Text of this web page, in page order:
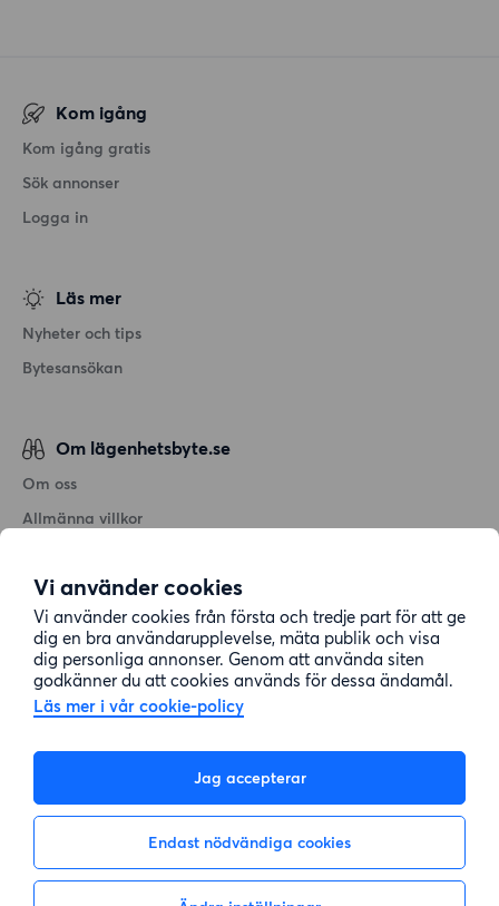
Vi använder cookies
Vi använder cookies från första och tredje part för att ge
dig en bra användarupplevelse, mäta publik och visa
dig personliga annonser. Genom att använda siten
godkänner du att cookies används för dessa ändamål.
Läs mer i vår cookie-policy
Jag accepterar
Endast nödvändiga cookies
Kom igång
Kom igång gratis
Sök annonser
Logga in
Läs mer
Nyheter och tips
Bytesansökan
Om lägenhetsbyte.se
Om oss
Allmänna villkor
Cookiepolicy
Sitemap
Kundtjänst
08-22 00 90
E-post: